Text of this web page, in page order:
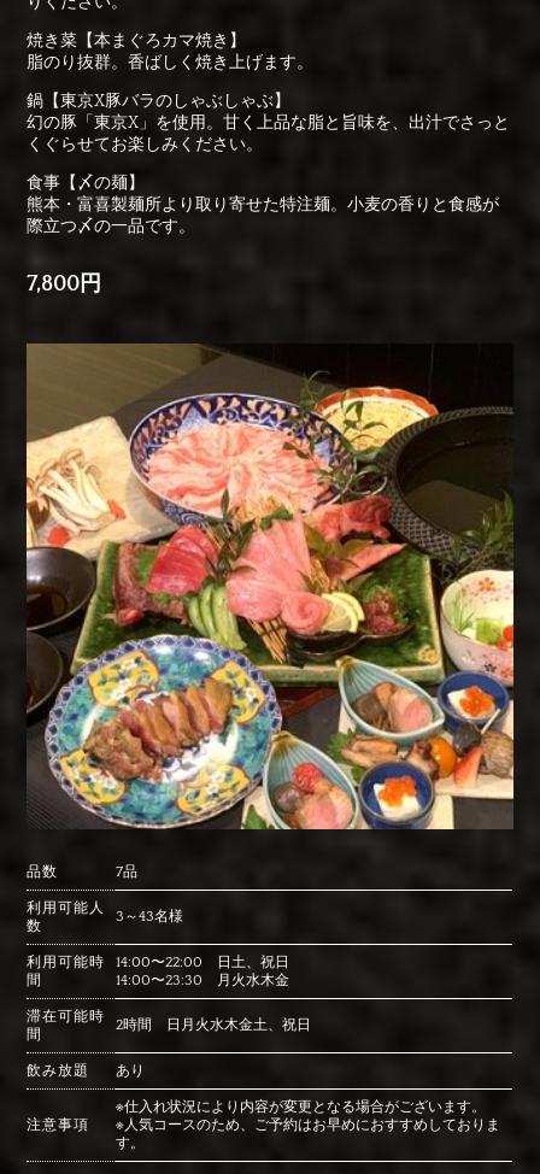
焼き菜【本まぐろカマ焼き】
脂のり抜群。香ばしく焼き上げます。
鍋【東京X豚バラのしゃぶしゃぶ】
幻の豚「東京X」を使用。甘く上品な脂と旨味を、出汁でさっと
くぐらせてお楽しみください。
食事【〆の麺】
熊本・富喜製麺所より取り寄せた特注麺。小麦の香りと食感が
際立つ〆の一品です。
7,800円
品数 7品
利用可能人
数
3～43名様
利用可能時
間
14:00〜22:00 日土、祝日
14:00〜23:30 月火水木金
滞在可能時
間
2時間 日月火水木金土、祝日
飲み放題 あり
注意事項
※仕入れ状況により内容が変更となる場合がございます。
※人気コースのため、ご予約はお早めにおすすめしておりま
す。